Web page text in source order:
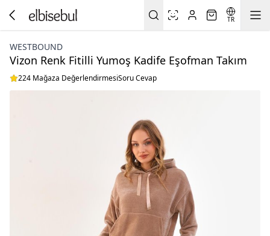
TR
WESTBOUND
Vizon Renk Fitilli Yumoş Kadife Eşofman Takım
224 Mağaza DeğerlendirmesiSoru Cevap